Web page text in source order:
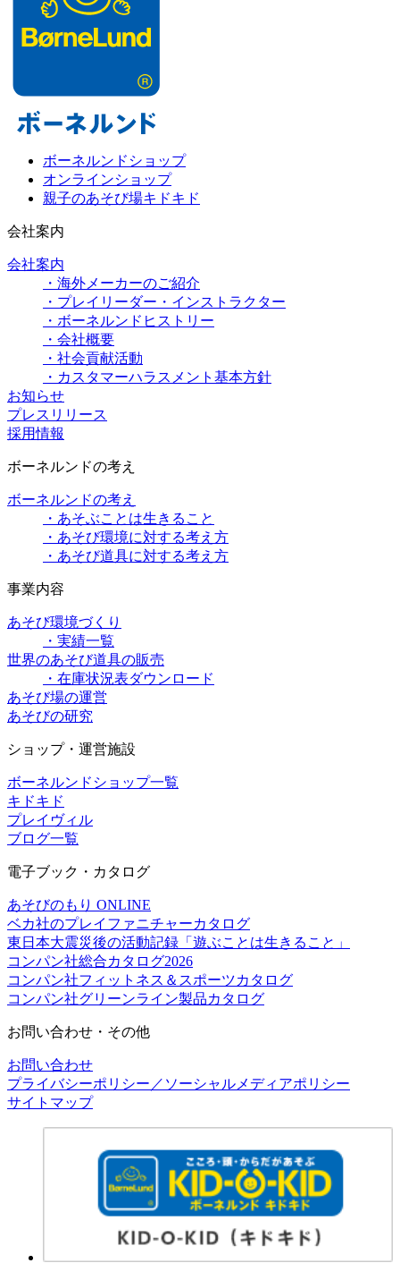
ボーネルンドショップ
オンラインショップ
親子のあそび場キドキド
会社案内
会社案内
・海外メーカーのご紹介
・プレイリーダー・インストラクター
・ボーネルンドヒストリー
・会社概要
・社会貢献活動
・カスタマーハラスメント基本方針
お知らせ
プレスリリース
採用情報
ボーネルンドの考え
ボーネルンドの考え
・あそぶことは生きること
・あそび環境に対する考え方
・あそび道具に対する考え方
事業内容
あそび環境づくり
・実績一覧
世界のあそび道具の販売
・在庫状況表ダウンロード
あそび場の運営
あそびの研究
ショップ・運営施設
ボーネルンドショップ一覧
キドキド
プレイヴィル
ブログ一覧
電子ブック・カタログ
あそびのもり ONLINE
ベカ社のプレイファニチャーカタログ
東日本大震災後の活動記録「遊ぶことは生きること」
コンパン社総合カタログ2026
コンパン社フィットネス＆スポーツカタログ
コンパン社グリーンライン製品カタログ
お問い合わせ・その他
お問い合わせ
プライバシーポリシー／ソーシャルメディアポリシー
サイトマップ